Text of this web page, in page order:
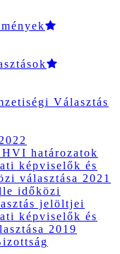
Választás
határozatok
képviselők és
választása 2021
időközi
jelöltjei
képviselők és
2019